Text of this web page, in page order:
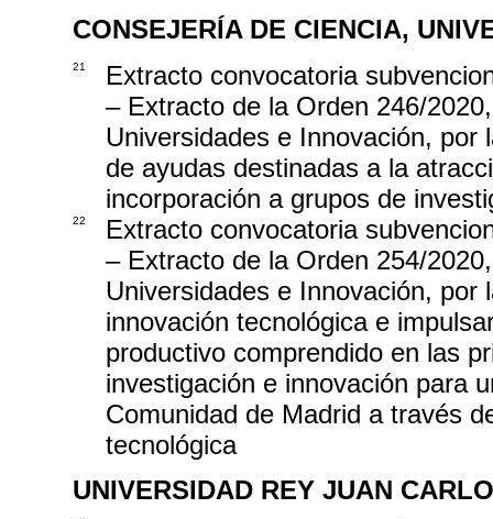
CONSEJERÍA DE CIENCIA,
21
Extracto convocatoria
– Extracto de la Orden 246/
Universidades e Innovación, por
de ayudas destinadas a la
incorporación a grupos de
22
Extracto convocatoria
– Extracto de la Orden 254/
Universidades e Innovación, por
innovación tecnológica e
productivo comprendido en las
investigación e innovación para
Comunidad de Madrid a través
tecnológica
UNIVERSIDAD REY JUAN